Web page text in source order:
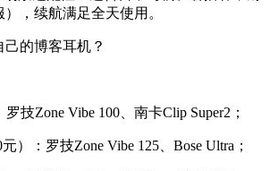
，续航满足全天使用。
的博客耳机？
技Zone Vibe 100、南卡Clip Super2；
）：罗技Zone Vibe 125、Bose Ultra；